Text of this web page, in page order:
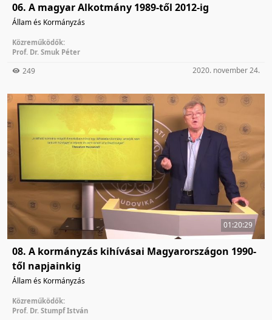
06. A magyar Alkotmány 1989-től 2012-ig
Állam és Kormányzás
Közreműködők:
Prof. Dr. Smuk Péter
249 2020. november 24.
01:20:29
08. A kormányzás kihívásai Magyarországon 1990-
től napjainkig
Állam és Kormányzás
Közreműködők:
Prof. Dr. Stumpf István